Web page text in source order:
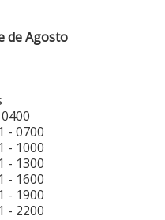
de Agosto
- 0700
- 1000
- 1300
- 1600
- 1900
- 2200